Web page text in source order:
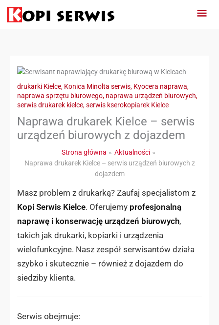
drukarki Kielce, Konica Minolta serwis, Kyocera naprawa,
naprawa sprzętu biurowego, naprawa urządzeń biurowych,
serwis drukarek kielce,serwis kserokopiarek Kielce
Naprawa drukarek Kielce – serwis
urządzeń biurowych z dojazdem
Strona główna
Aktualności
Naprawa drukarek Kielce – serwis urządzeń biurowych z
dojazdem
Masz problem z drukarką? Zaufaj specjalistom z
Kopi Serwis Kielce. Oferujemy profesjonalną
naprawę i konserwację urządzeń biurowych,
takich jak drukarki, kopiarki i urządzenia
wielofunkcyjne. Nasz zespół serwisantów działa
szybko i skutecznie – również z dojazdem do
siedziby klienta.
Serwis obejmuje: